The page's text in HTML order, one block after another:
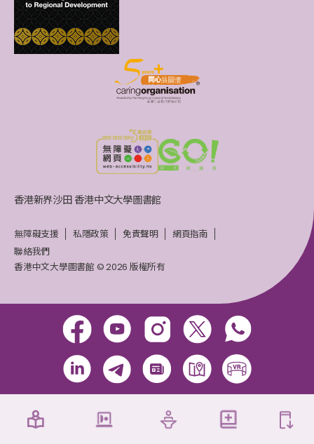
香港新界沙田 香港中文大學圖書館
無障礙支援 私隱政策 免責聲明
網頁指南
聯絡我們
香港中文大學圖書館 © 2026 版權所有